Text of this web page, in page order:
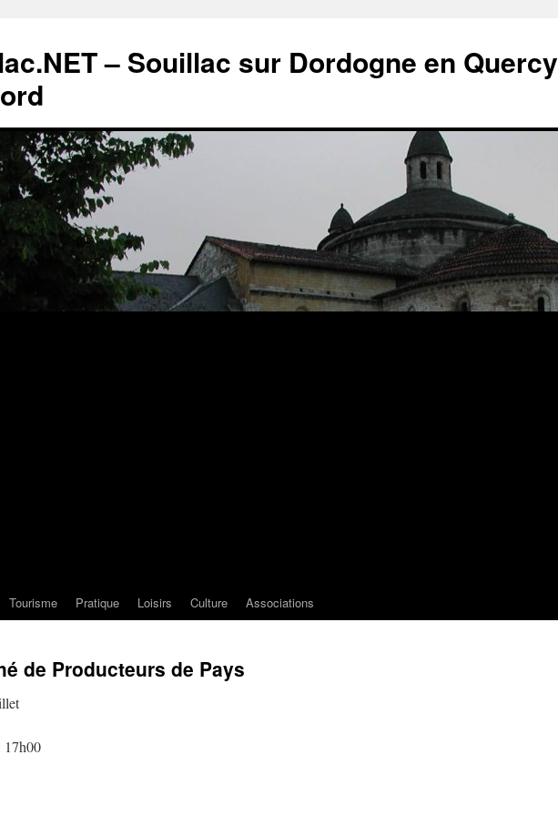
– Souillac sur Dordogne en Quercy
Tourisme Pratique Loisirs Culture Associations
de Producteurs de Pays
17h00